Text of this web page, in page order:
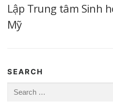
Lập Trung tâm Sinh
Mỹ
SEARCH
for: